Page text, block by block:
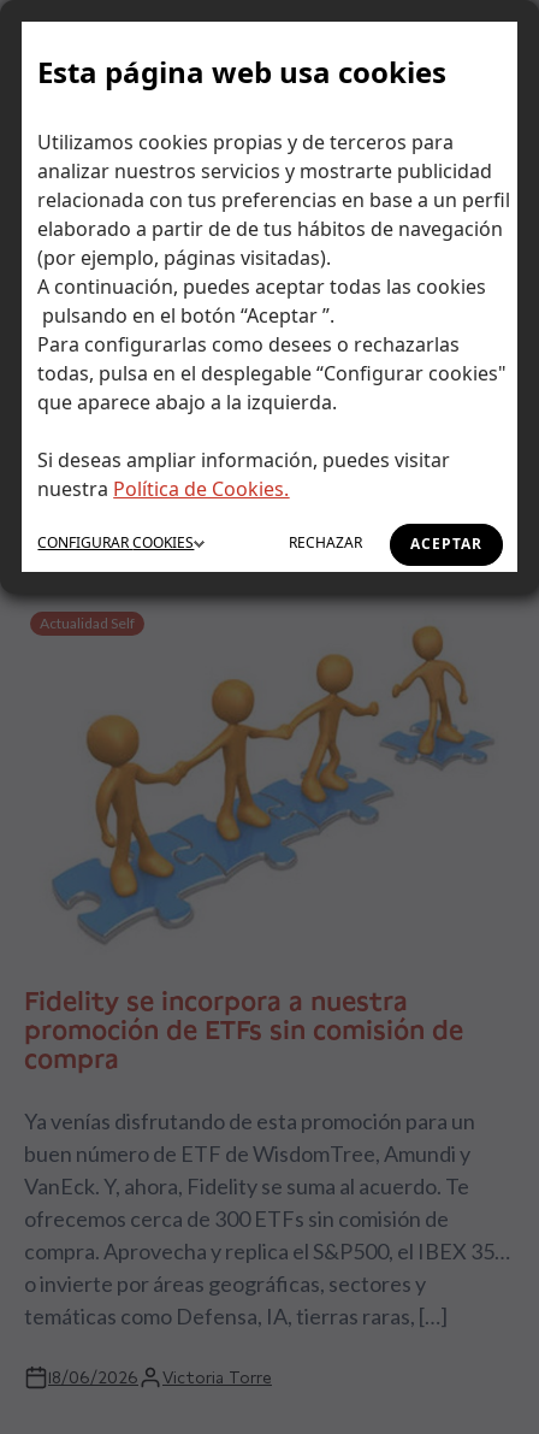
Esta página web usa cookies
Utilizamos cookies propias y de terceros para
analizar nuestros servicios y mostrarte publicidad
relacionada con tus preferencias en base a un perfil
elaborado a partir de de tus hábitos de navegación
(por ejemplo, páginas visitadas).
A continuación, puedes aceptar todas las cookies
pulsando en el botón “Aceptar ”.
Para configurarlas como desees o rechazarlas
todas, pulsa en el desplegable “Configurar cookies"
que aparece abajo a la izquierda.
Si deseas ampliar información, puedes visitar
nuestra Política de Cookies.
ACEPTAR
RECHAZAR
CONFIGURARCOOKIES
Skip
Ir a Self Bank »
El Blog de Self
Bank
Actualidad Self
Actualidad Self
Fidelity se incorpora a nuestra
promoción de ETFs sin comisión de
compra
Ya venías disfrutando de esta promoción para un
buen número de ETF de WisdomTree, Amundi y
VanEck. Y, ahora, Fidelity se suma al acuerdo. Te
ofrecemos cerca de 300 ETFs sin comisión de
compra. Aprovecha y replica el S&P500, el IBEX 35…
o invierte por áreas geográficas, sectores y
temáticas como Defensa, IA, tierras raras, […]
18/06/2026 Victoria Torre